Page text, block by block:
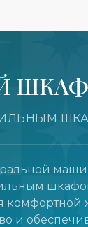
ШКАФ
и